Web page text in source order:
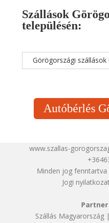
Szállások
településén:
Görögországi szállások
Autóbérlés
www.szallas-
Minden jog
Jogi
Szállás Magyarország|